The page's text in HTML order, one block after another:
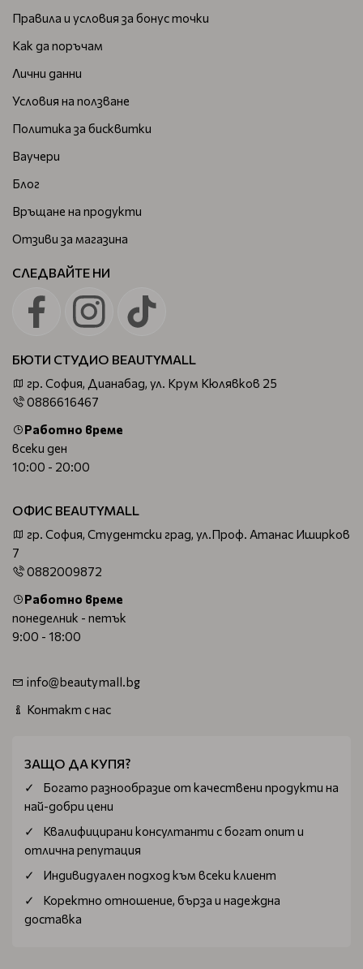
Правила и условия за бонус точки
Как да поръчам
Лични данни
Условия на ползване
Политика за бисквитки
Ваучери
Блог
Връщане на продукти
Отзиви за магазина
СЛЕДВАЙТЕ НИ
БЮТИ СТУДИО BEAUTYMALL
гр. София, Дианабад, ул. Крум Кюлявков 25
0886616467
Работно време
всеки ден
10:00 - 20:00
ОФИС BEAUTYMALL
гр. София, Студентски град, ул.Проф. Атанас Иширков
7
0882009872
Работно време
понеделник - петък
9:00 - 18:00
info@beautymall.bg
Контакт с нас
ЗАЩО ДА КУПЯ?
Богатo разнообразие от качествени продукти на
най-добри цени
Квалифицирани консултанти с богат опит и
отлична репутация
Индивидуален подход към всеки клиент
Коректно отношение, бърза и надеждна
доставка